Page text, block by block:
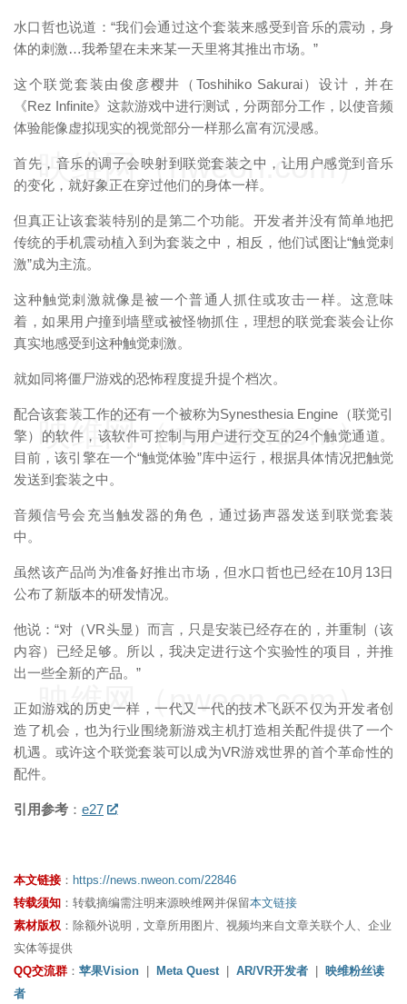
水口哲也说道：“我们会通过这个套装来感受到音乐的震动，身
体的刺激…我希望在未来某一天里将其推出市场。”
这个联觉套装由俊彦樱井（Toshihiko Sakurai）设计，并在
《Rez Infinite》这款游戏中进行测试，分两部分工作，以使音频
体验能像虚拟现实的视觉部分一样那么富有沉浸感。
首先，音乐的调子会映射到联觉套装之中，让用户感觉到音乐
的变化，就好象正在穿过他们的身体一样。
但真正让该套装特别的是第二个功能。开发者并没有简单地把
传统的手机震动植入到为套装之中，相反，他们试图让“触觉刺
激”成为主流。
这种触觉刺激就像是被一个普通人抓住或攻击一样。这意味
着，如果用户撞到墙壁或被怪物抓住，理想的联觉套装会让你
真实地感受到这种触觉刺激。
就如同将僵尸游戏的恐怖程度提升提个档次。
配合该套装工作的还有一个被称为Synesthesia Engine（联觉引
擎）的软件，该软件可控制与用户进行交互的24个触觉通道。
目前，该引擎在一个“触觉体验”库中运行，根据具体情况把触觉
发送到套装之中。
音频信号会充当触发器的角色，通过扬声器发送到联觉套装
中。
虽然该产品尚为准备好推出市场，但水口哲也已经在10月13日
公布了新版本的研发情况。
他说：“对（VR头显）而言，只是安装已经存在的，并重制（该
内容）已经足够。所以，我决定进行这个实验性的项目，并推
出一些全新的产品。”
正如游戏的历史一样，一代又一代的技术飞跃不仅为开发者创
造了机会，也为行业围绕新游戏主机打造相关配件提供了一个
机遇。或许这个联觉套装可以成为VR游戏世界的首个革命性的
配件。
引用参考 ： e27
映维网（nweon.com）
映维网（nweon.com）
映维网（nweon.com）
本文链接 ： https://news.nweon.com/22846
转载须知 ：转载摘编需注明来源映维网并保留本文链接
素材版权 ：除额外说明，文章所用图片、视频均来自文章关联个人、企业
实体等提供
QQ交流群 ： 苹果Vision Meta Quest AR/VR开发者
映维粉丝读
者